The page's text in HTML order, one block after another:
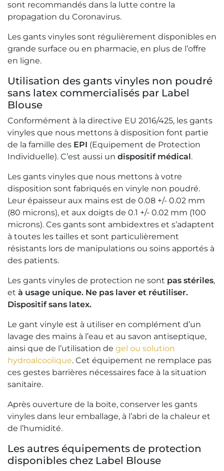
sont recommandés dans la lutte contre la
propagation du Coronavirus.
Les gants vinyles sont régulièrement disponibles en
grande surface ou en pharmacie, en plus de l’offre
en ligne.
Utilisation des gants vinyles non poudré
sans latex commercialisés par Label
Blouse
Conformément à la directive EU 2016/425, les gants
vinyles que nous mettons à disposition font partie
de la famille des EPI (Equipement de Protection
Individuelle). C’est aussi un dispositif médical.
Les gants vinyles que nous mettons à votre
disposition sont fabriqués en vinyle non poudré.
Leur épaisseur aux mains est de 0.08 +/- 0.02 mm
(80 microns), et aux doigts de 0.1 +/- 0.02 mm (100
microns). Ces gants sont ambidextres et s’adaptent
à toutes les tailles et sont particulièrement
résistants lors de manipulations ou soins apportés à
des patients.
Les gants vinyles de protection ne sont pas stériles,
et à usage unique. Ne pas laver et réutiliser.
Dispositifsans latex.
Le gant vinyle est à utiliser en complément d’un
lavage des mains à l’eau et au savon antiseptique,
ainsi que de l’utilisation de gel ou solution
hydroalcoolique. Cet équipement ne remplace pas
ces gestes barrières nécessaires face à la situation
sanitaire.
Après ouverture de la boite, conserver les gants
vinyles dans leur emballage, à l’abri de la chaleur et
de l’humidité.
Les autres équipements de protection
disponibles chez Label Blouse